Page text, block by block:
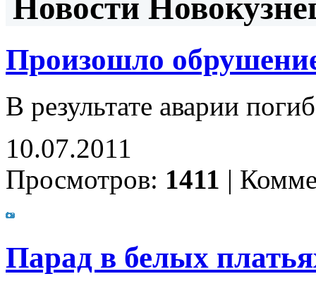
Новости
Произошло
В результате аварии
10.07.2011
Просмотров: 1411 |
Парад в белых